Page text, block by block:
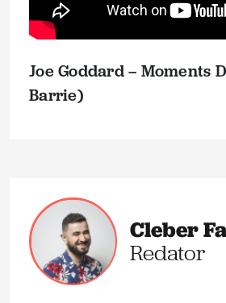
Joe Goddard – Moments
Barrie)
Cleber
Redator